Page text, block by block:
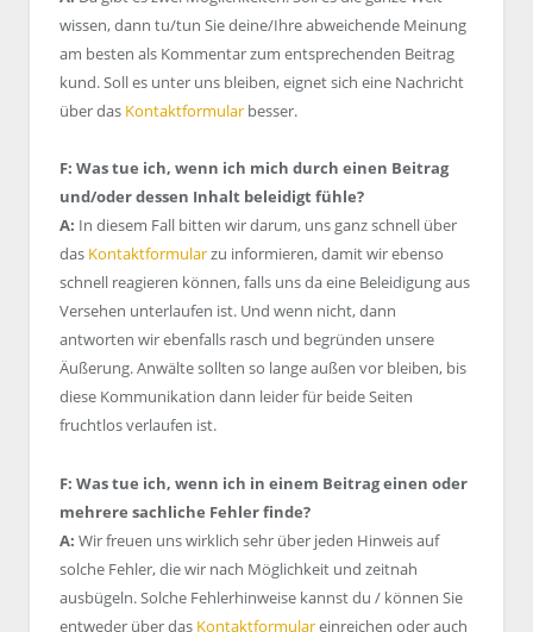
wissen, dann tu/tun Sie deine/Ihre abweichende Meinung
am besten als Kommentar zum entsprechenden Beitrag
kund. Soll es unter uns bleiben, eignet sich eine Nachricht
über das Kontaktformular besser.
F: Was tue ich, wenn ich mich durch einen Beitrag
und/oder dessen Inhalt beleidigt fühle?
A: In diesem Fall bitten wir darum, uns ganz schnell über
das Kontaktformularzu informieren, damit wir ebenso
schnell reagieren können, falls uns da eine Beleidigung aus
Versehen unterlaufen ist. Und wenn nicht, dann
antworten wir ebenfalls rasch und begründen unsere
Äußerung. Anwälte sollten so lange außen vor bleiben, bis
diese Kommunikation dann leider für beide Seiten
fruchtlos verlaufen ist.
F: Was tue ich, wenn ich in einem Beitrag einen oder
mehrere sachliche Fehler finde?
A: Wir freuen uns wirklich sehr über jeden Hinweis auf
solche Fehler, die wir nach Möglichkeit und zeitnah
ausbügeln. Solche Fehlerhinweise kannst du / können Sie
entweder über das Kontaktformulareinreichen oder auch